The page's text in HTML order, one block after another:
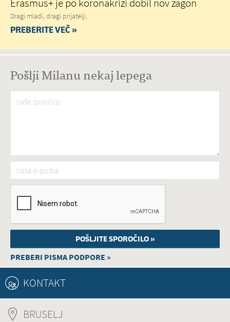
Dragi mladi, dragi prijatelji,
PREBERITE VEČ »
Pošlji Milanu nekaj lepega
Vaše spročilo*
Vaša e-pošta*
PREBERI PISMA PODPORE »
KONTAKT
BRUSELJ